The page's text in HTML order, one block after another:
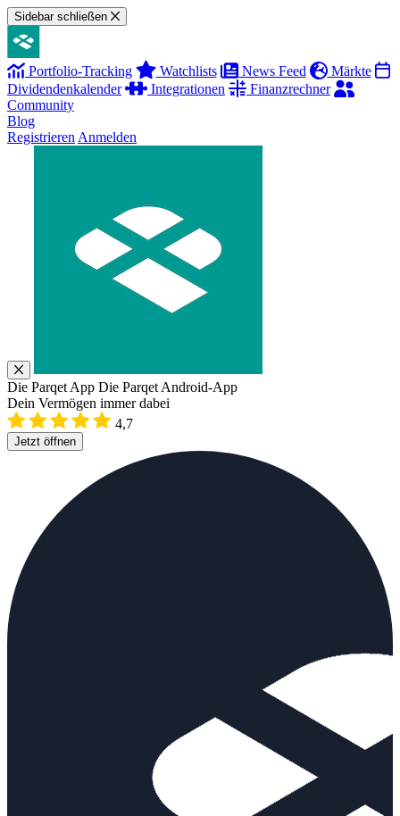
Sidebar schließen
Portfolio-Tracking Watchlists News Feed
Märkte
Dividendenkalender
Integrationen
Finanzrechner
Community
Blog
Registrieren Anmelden
Die Parqet App Die Parqet Android-App
Dein Vermögen immer dabei
4,7
Jetzt öffnen